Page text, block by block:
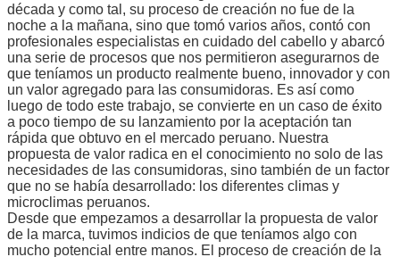
década y como tal, su proceso de creación no fue de la
noche a la mañana, sino que tomó varios años, contó con
profesionales especialistas en cuidado del cabello y abarcó
una serie de procesos que nos permitieron asegurarnos de
que teníamos un producto realmente bueno, innovador y con
un valor agregado para las consumidoras. Es así como
luego de todo este trabajo, se convierte en un caso de éxito
a poco tiempo de su lanzamiento por la aceptación tan
rápida que obtuvo en el mercado peruano. Nuestra
propuesta de valor radica en el conocimiento no solo de las
necesidades de las consumidoras, sino también de un factor
que no se había desarrollado: los diferentes climas y
microclimas peruanos.
Desde que empezamos a desarrollar la propuesta de valor
de la marca, tuvimos indicios de que teníamos algo con
mucho potencial entre manos. El proceso de creación de la